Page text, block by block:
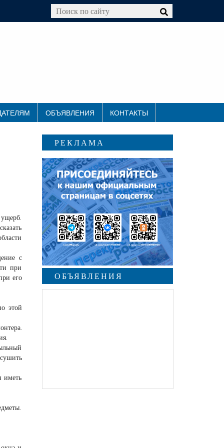
ОБЪЯВЛЕНИЯ КОНТАКТЫ
с
при
его
этой
иметь
РЕКЛАМА
ОБЪЯВЛЕНИЯ